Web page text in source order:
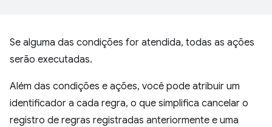
Se alguma das condições for atendida, todas as ações
serão executadas.
Além das condições e ações, você pode atribuir um
identificador a cada regra, o que simplifica cancelar o
registro de regras registradas anteriormente e uma